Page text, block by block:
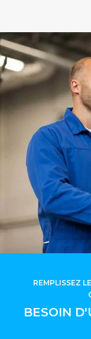
BESOIN
REMPLISSEZ